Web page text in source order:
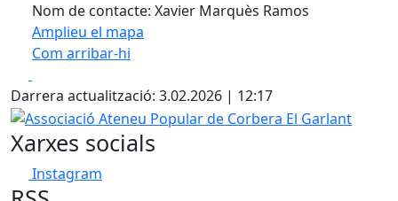
Nom de contacte: Xavier Marquès Ramos
Amplieu el mapa
Com arribar-hi
+
−
Darrera actualització: 3.02.2026 | 12:17
Associació Ateneu Popular de Corbera El Garlant
Xarxes socials
Instagram